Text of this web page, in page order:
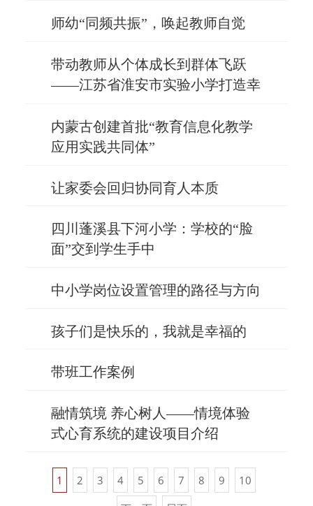
师幼“同频共振”，唤起教师自觉
带动教师从个体成长到群体飞跃
——江苏省淮安市实验小学打造幸
内蒙古创建首批“教育信息化教学
应用实践共同体”
让家委会回归协同育人本质
四川蓬溪县下河小学：学校的“脸
面”交到学生手中
中小学岗位设置管理的路径与方向
孩子们是快乐的，我就是幸福的
带班工作案例
融情筑境 养心树人——情境体验
式心育系统的建设项目介绍
1 2 3 4 5 6 7 8 9
10